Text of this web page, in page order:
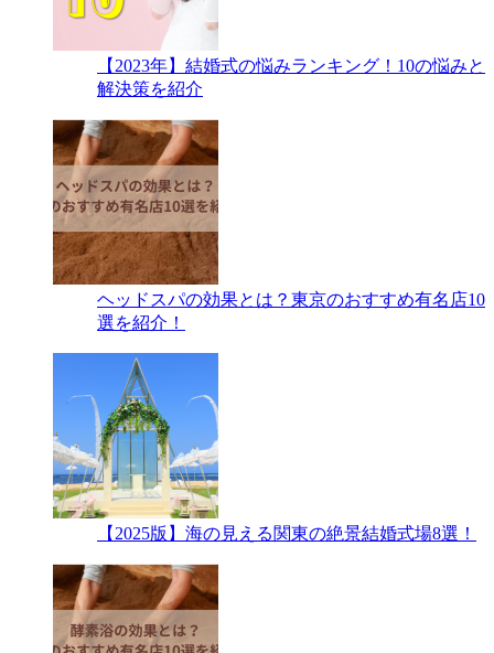
【2023年】結婚式の悩みランキング！10の悩みと
解決策を紹介
ヘッドスパの効果とは？東京のおすすめ有名店10
選を紹介！
【2025版】海の見える関東の絶景結婚式場8選！